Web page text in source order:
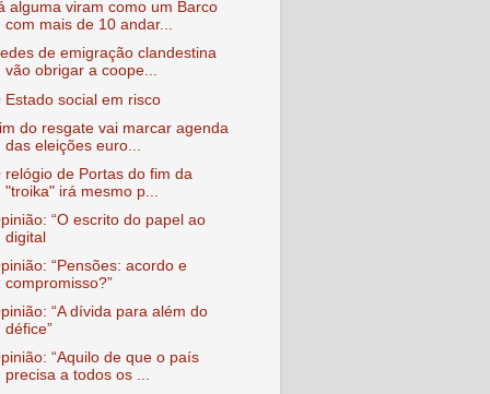
alguma viram como um Barco
com mais de 10 andar...
de emigração clandestina
vão obrigar a coope...
Estado social em risco
do resgate vai marcar agenda
das eleições euro...
relógio de Portas do fim da
"troika" irá mesmo p...
“O escrito do papel ao
digital
“Pensões: acordo e
compromisso?”
“A dívida para além do
défice”
“Aquilo de que o país
precisa a todos os ...